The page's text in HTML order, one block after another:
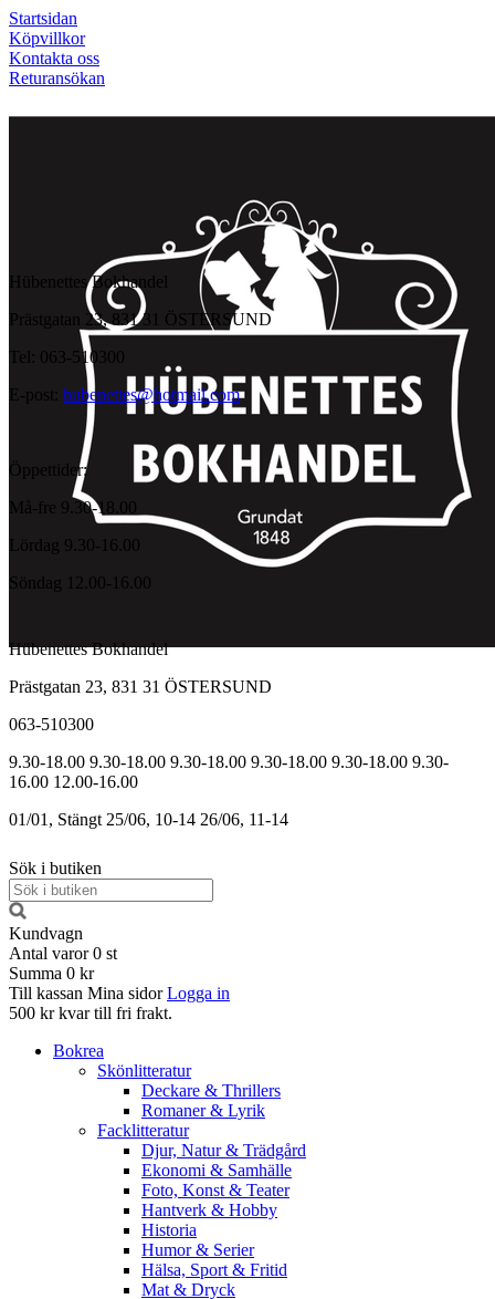
Startsidan
Köpvillkor
Kontakta oss
Returansökan
Hübenettes Bokhandel
Prästgatan 23, 831 31 ÖSTERSUND
Tel: 063-510300
E-post: hubenettes@hotmail.com
Öppettider:
Må-fre 9.30-18.00
Lördag 9.30-16.00
Söndag 12.00-16.00
Hübenettes Bokhandel
Prästgatan 23, 831 31 ÖSTERSUND
063-510300
9.30-18.00 9.30-18.00 9.30-18.00 9.30-18.00 9.30-18.00 9.30-
16.00 12.00-16.00
01/01, Stängt 25/06, 10-14 26/06, 11-14
Sök i butiken
Kundvagn
Antal varor 0 st
Summa 0 kr
Till kassan Mina sidor Logga in
500 kr kvar till fri frakt.
Bokrea
Skönlitteratur
Deckare & Thrillers
Romaner & Lyrik
Facklitteratur
Djur, Natur & Trädgård
Ekonomi & Samhälle
Foto, Konst & Teater
Hantverk & Hobby
Historia
Humor & Serier
Hälsa, Sport & Fritid
Mat & Dryck